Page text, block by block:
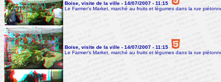
Boise, visite de la ville - 14/07/2007 - 11:15
Le Farmer's Market, marché au fruits et légumes dans la rue
Boise, visite de la ville - 14/07/2007 - 11:15
Le Farmer's Market, marché au fruits et légumes dans la rue